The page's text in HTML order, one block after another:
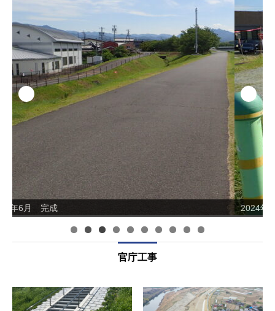
2024年5月 着手前
官庁工事